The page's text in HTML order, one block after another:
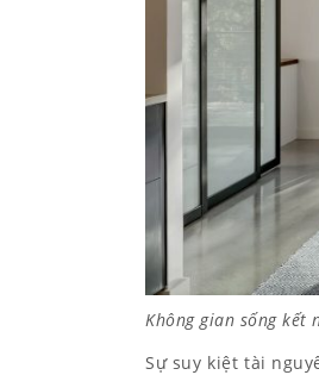
Không gian sống kết
Sự suy kiệt tài